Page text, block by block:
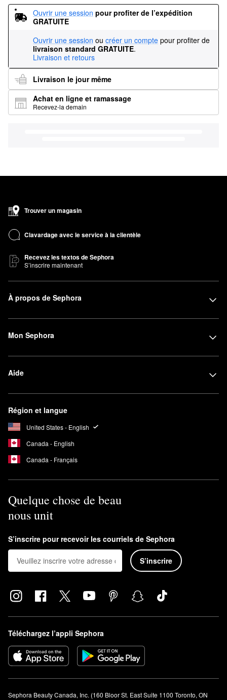
Ouvrir une session pour profiter de l’expédition
GRATUITE
Ouvrir une session ou créer un compte pour profiter de
livraison standard GRATUITE.
Livraison et retours
Livraison le jour même
Achat en ligne et ramassage
Recevez-la demain
Trouver un magasin
Clavardage avec le service à la clientèle
Recevez les textos de Sephora
S’inscrire maintenant
À propos de Sephora
Mon Sephora
Aide
Région et langue
United States - English
Canada - English
Canada - Français
Quelque chose de beau
nous unit
S’inscrire pour recevoir les courriels de Sephora
S’inscrire
Téléchargez l’appli Sephora
Sephora Beauty Canada, Inc. (160 Bloor St. East Suite 1100 Toronto, ON